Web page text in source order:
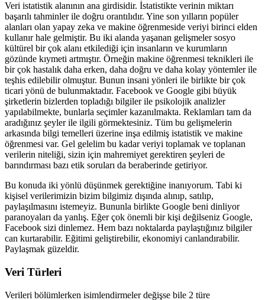
Veri istatistik alanının ana girdisidir. İstatistikte verinin miktarı
başarılı tahminler ile doğru orantılıdır. Yine son yılların popüler
alanları olan yapay zeka ve makine öğrenmeside veriyi birinci elden
kullanır hale gelmiştir. Bu iki alanda yaşanan gelişmeler sosyo
kültürel bir çok alanı etkilediği için insanların ve kurumların
gözünde kıymeti artmıştır. Örneğin makine öğrenmesi teknikleri ile
bir çok hastalık daha erken, daha doğru ve daha kolay yöntemler ile
teşhis edilebilir olmuştur. Bunun insani yönleri ile birlikte bir çok
ticari yönü de bulunmaktadır. Facebook ve Google gibi büyük
şirketlerin bizlerden topladığı bilgiler ile psikolojik analizler
yapılabilmekte, bunlarla seçimler kazanılmakta. Reklamları tam da
aradığınız şeyler ile ilgili görmektesiniz. Tüm bu gelişmelerin
arkasında bilgi temelleri üzerine inşa edilmiş istatistik ve makine
öğrenmesi var. Gel gelelim bu kadar veriyi toplamak ve toplanan
verilerin niteliği, sizin için mahremiyet gerektiren şeyleri de
barındırması bazı etik soruları da beraberinde getiriyor.
Bu konuda iki yönlü düşünmek gerektiğine inanıyorum. Tabi ki
kişisel verilerimizin bizim bilgimiz dışında alınıp, satılıp,
paylaşılmasını istemeyiz. Bununla birlikte Google beni dinliyor
paranoyaları da yanlış. Eğer çok önemli bir kişi değilseniz Google,
Facebook sizi dinlemez. Hem bazı noktalarda paylaştığınız bilgiler
can kurtarabilir. Eğitimi geliştirebilir, ekonomiyi canlandırabilir.
Paylaşmak güzeldir.
Veri Türleri
Verileri bölümlerken isimlendirmeler değişse bile 2 türe